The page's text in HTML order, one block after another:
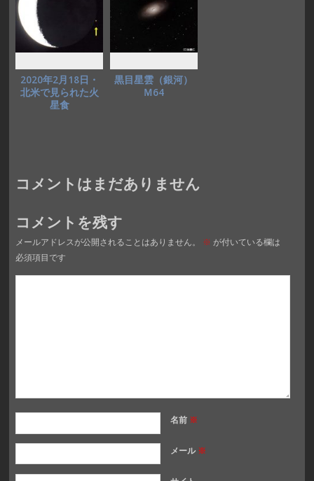
2020年2月18日・
北米で見られた火
星食
黒目星雲（銀河）
Ｍ64
コメントはまだありません
コメントを残す
メールアドレスが公開されることはありません。 ※ が付いている欄は
必須項目です
名前 ※
メール※